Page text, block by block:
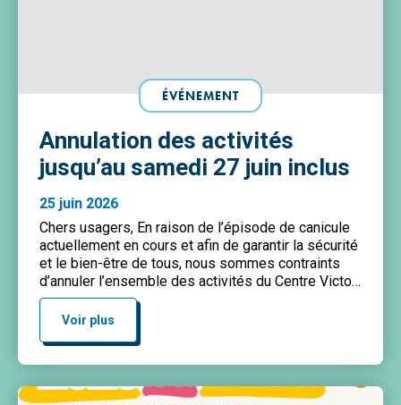
ÉVÉNEMENT
Annulation des activités
jusqu’au samedi 27 juin inclus
25 juin 2026
Chers usagers, En raison de l’épisode de canicule
actuellement en cours et afin de garantir la sécurité
et le bien-être de tous, nous sommes contraints
d’annuler l’ensemble des activités du Centre Victor
Gelez jusqu’au samedi 27 juin 2026 inclus. Nous
vous informerons dans un second temps des
Voir plus